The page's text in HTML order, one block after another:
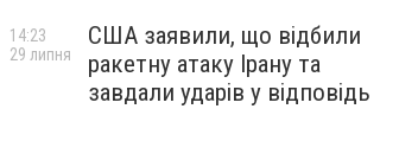
США заявили, що відбили
ракетну атаку Ірану та
завдали ударів у відповідь
14:23
29 липня